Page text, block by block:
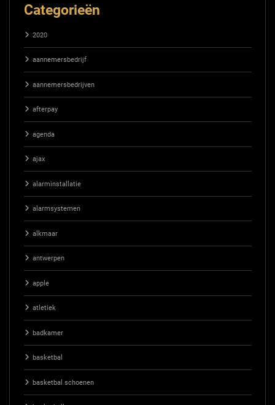
Categorieën
2020
aannemersbedrijf
aannemersbedrijven
afterpay
agenda
ajax
alarminstallatie
alarmsystemen
alkmaar
antwerpen
apple
atletiek
badkamer
basketbal
basketbal schoenen